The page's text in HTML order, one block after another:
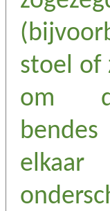
stoel of
om